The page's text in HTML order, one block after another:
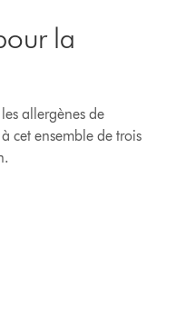
la
allergènes de
cet ensemble de trois